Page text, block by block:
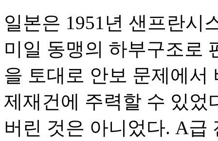
일본은 1951년 샌프란시
미일 동맹의 하부구조로
을 토대로 안보 문제에서
제재건에 주력할 수 있었
버린 것은 아니었다. A급